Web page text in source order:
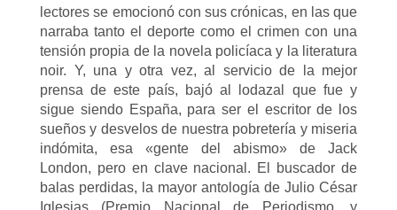
lectores se emocionó con sus crónicas, en las que
narraba tanto el deporte como el crimen con una
tensión propia de la novela policíaca y la literatura
noir. Y, una y otra vez, al servicio de la mejor
prensa de este país, bajó al lodazal que fue y
sigue siendo España, para ser el escritor de los
sueños y desvelos de nuestra pobretería y miseria
indómita, esa «gente del abismo» de Jack
London, pero en clave nacional. El buscador de
balas perdidas, la mayor antología de Julio César
Iglesias (Premio Nacional de Periodismo, y